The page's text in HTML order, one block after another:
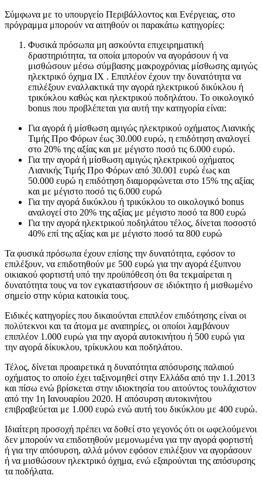
Σύμφωνα με το υπουργείο Περιβάλλοντος και Ενέργειας, στο
πρόγραμμα μπορούν να αιτηθούν οι παρακάτω κατηγορίες:
Φυσικά πρόσωπα μη ασκούντα επιχειρηματική
δραστηριότητα, τα οποία μπορούν να αγοράσουν ή να
μισθώσουν μέσω σύμβασης μακροχρόνιας μίσθωσης αμιγώς
ηλεκτρικό όχημα ΙΧ . Επιπλέον έχουν την δυνατότητα να
επιλέξουν εναλλακτικά την αγορά ηλεκτρικού δικύκλου ή
τρικύκλου καθώς και ηλεκτρικού ποδηλάτου. Το οικολογικό
bonus που προβλέπεται για αυτή την κατηγορία είναι:
Για αγορά ή μίσθωση αμιγώς ηλεκτρικού οχήματος Λιανικής
Τιμής Προ Φόρων έως 30.000 ευρώ, η επιδότηση αναλογεί
στο 20% της αξίας και με μέγιστο ποσό τις 6.000 ευρώ.
Για την αγορά ή μίσθωση αμιγώς ηλεκτρικού οχήματος
Λιανικής Τιμής Προ Φόρων από 30.001 ευρώ έως και
50.000 ευρώ η επιδότηση διαμορφώνεται στο 15% της αξίας
και με μέγιστο ποσό τις 6.000 ευρώ
Για την αγορά δικύκλου ή τρικύκλου το οικολογικό bonus
αναλογεί στο 20% της αξίας με μέγιστο ποσό τα 800 ευρώ
Για την αγορά ηλεκτρικού ποδηλάτου τέλος, δίνεται ποσοστό
40% επί της αξίας και με μέγιστο ποσό τα 800 ευρώ
Τα φυσικά πρόσωπα έχουν επίσης την δυνατότητα, εφόσον το
επιλέξουν, να επιδοτηθούν με 500 ευρώ για την αγορά έξυπνου
οικιακού φορτιστή υπό την προϋπόθεση ότι θα τεκμαίρεται η
δυνατότητα τους να τον εγκαταστήσουν σε ιδιόκτητο ή μισθωμένο
σημείο στην κύρια κατοικία τους.
Ειδικές κατηγορίες που δικαιούνται επιπλέον επιδότησης είναι οι
πολύτεκνοι και τα άτομα με αναπηρίες, οι οποίοι λαμβάνουν
επιπλέον 1.000 ευρώ για την αγορά αυτοκινήτου ή 500 ευρώ για
την αγορά δίκυκλου, τρίκυκλου και ποδηλάτου.
Τέλος, δίνεται προαιρετικά η δυνατότητα απόσυρσης παλαιού
οχήματος το οποίο έχει ταξινομηθεί στην Ελλάδα από την 1.1.2013
και πίσω ενώ βρίσκεται στην ιδιοκτησία του αιτούντος τουλάχιστον
από την 1η Ιανουαρίου 2020. Η απόσυρση αυτοκινήτου
επιβραβεύεται με 1.000 ευρώ ενώ αυτή του δικύκλου με 400 ευρώ.
Ιδιαίτερη προσοχή πρέπει να δοθεί στο γεγονός ότι οι ωφελούμενοι
δεν μπορούν να επιδοτηθούν μεμονωμένα για την αγορά φορτιστή
ή για την απόσυρση, αλλά μόνον εφόσον επιλέξουν να αγοράσουν
ή να μισθώσουν ηλεκτρικό όχημα, ενώ εξαιρούνται της απόσυρσης
τα ποδήλατα.